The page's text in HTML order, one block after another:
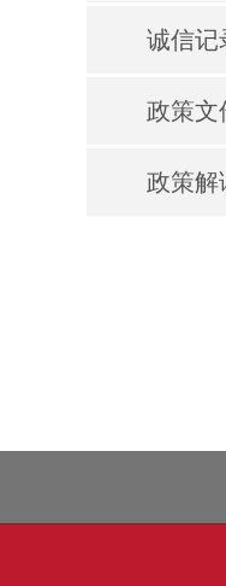
诚信记
政策文
政策解